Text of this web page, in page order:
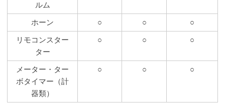
ルム
ホーン ○ ○ ○
リモコンスター
ター
○ ○ ○
メーター・ター
ボタイマー（計
器類）
○ ○ ○